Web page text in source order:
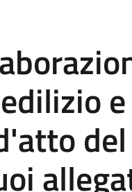
del